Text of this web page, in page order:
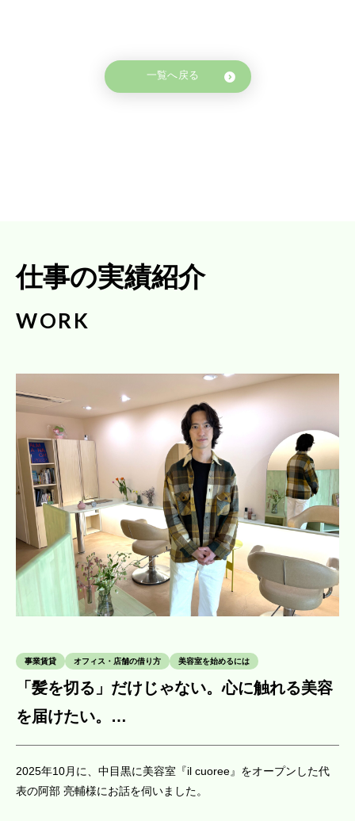
一覧へ戻る
仕事の実績紹介
WORK
事業賃貸 オフィス・店舗の借り方 美容室を始めるには
「髪を切る」だけじゃない。心に触れる美容
を届けたい。
【il cuoree 代表 阿部 亮輔様】
2025年10月に、中目黒に美容室『il cuoree』をオープンした代
表の阿部 亮輔様にお話を伺いました。